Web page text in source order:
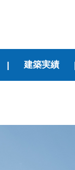
建築実績